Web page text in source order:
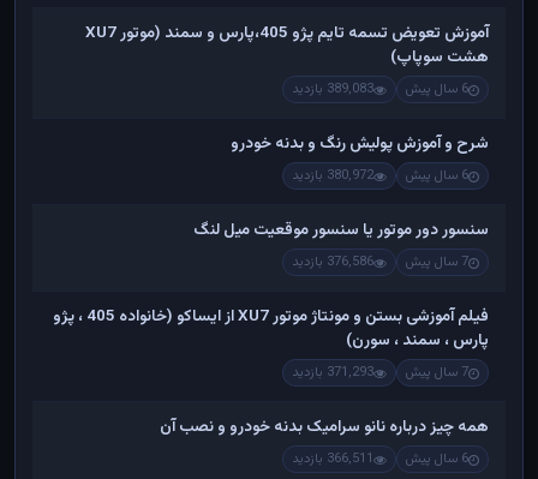
آموزش تعویض تسمه تایم پژو 405،پارس و سمند (موتور XU7
هشت سوپاپ)
6 سال پیش 389,083 بازدید
شرح و آموزش پولیش رنگ و بدنه خودرو
6 سال پیش 380,972 بازدید
سنسور دور موتور یا سنسور موقعیت میل لنگ
7 سال پیش 376,586 بازدید
فیلم آموزشی بستن و مونتاژ موتور XU7 از ایساکو (خانواده 405 ، پژو
پارس ، سمند ، سورن)
7 سال پیش 371,293 بازدید
همه چیز درباره نانو سرامیک بدنه خودرو و نصب آن
6 سال پیش 366,511 بازدید